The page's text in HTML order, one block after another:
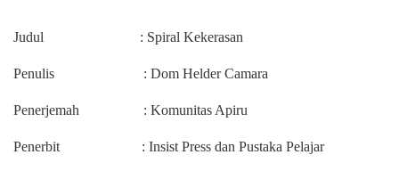
Judul : Spiral Kekerasan
Penulis : Dom Helder Camara
Penerjemah : Komunitas Apiru
Penerbit : Insist Press dan Pustaka Pelajar